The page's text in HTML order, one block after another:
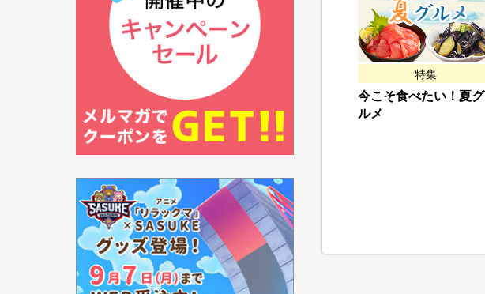
特集
今こそ食べたい！夏グ
ルメ